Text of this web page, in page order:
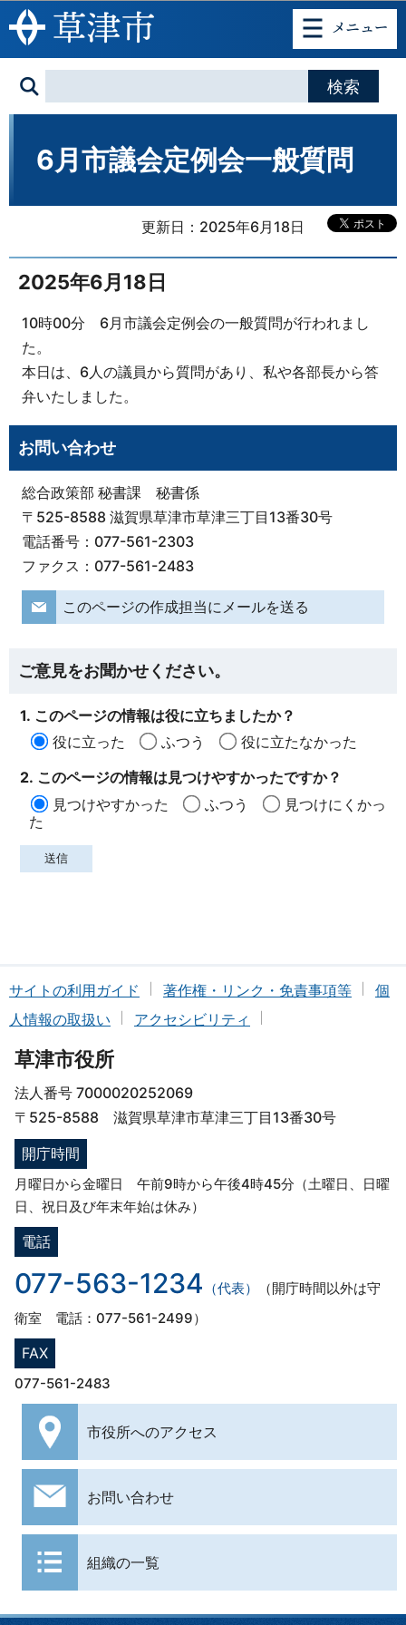
このページの本文へ移動
6月市議会定例会一般質問
更新日：2025年6月18日
2025年6月18日
10時00分 6月市議会定例会の一般質問が行われまし
た。
本日は、6人の議員から質問があり、私や各部長から答
弁いたしました。
お問い合わせ
総合政策部 秘書課 秘書係
〒525-8588 滋賀県草津市草津三丁目13番30号
電話番号：077-561-2303
ファクス：077-561-2483
このページの作成担当にメールを送る
ご意見をお聞かせください。
1. このページの情報は役に立ちましたか？
役に立った
ふつう
役に立たなかった
2. このページの情報は見つけやすかったですか？
見つけやすかった
ふつう
見つけにくかっ
た
サイトの利用ガイド 著作権・リンク・免責事項等
個
人情報の取扱い
アクセシビリティ
草津市役所
法人番号 7000020252069
〒525-8588 滋賀県草津市草津三丁目13番30号
開庁時間
月曜日から金曜日 午前9時から午後4時45分（土曜日、日曜
日、祝日及び年末年始は休み）
電話
077-563-1234 （代表）
（開庁時間以外は守
衛室 電話：077-561-2499）
FAX
077-561-2483
市役所へのアクセス
お問い合わせ
組織の一覧